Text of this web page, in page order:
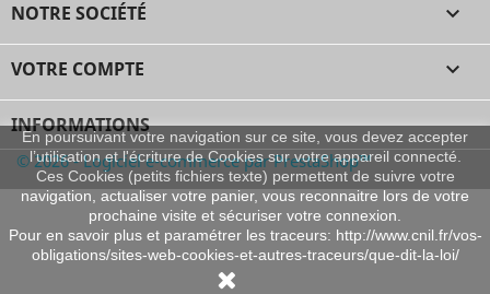
NOTRE SOCIÉTÉ 
VOTRE COMPTE 
En poursuivant votre navigation sur ce site, vous devez accepter
l’utilisation et l'écriture de Cookies sur votre appareil connecté.
Ces Cookies (petits fichiers texte) permettent de suivre votre
navigation, actualiser votre panier, vous reconnaitre lors de votre
prochaine visite et sécuriser votre connexion.
Pour en savoir plus et paramétrer les traceurs: http://www.cnil.fr/vos-
obligations/sites-web-cookies-et-autres-traceurs/que-dit-la-loi/
INFORMATIONS
© 2026 - Logiciel e-commerce par PrestaShop™